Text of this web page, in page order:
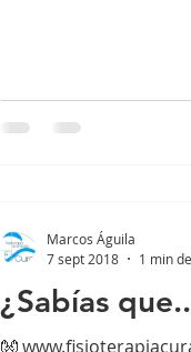
¿Sabías
👐
Marcos Águila
7 sept 2018
1 min